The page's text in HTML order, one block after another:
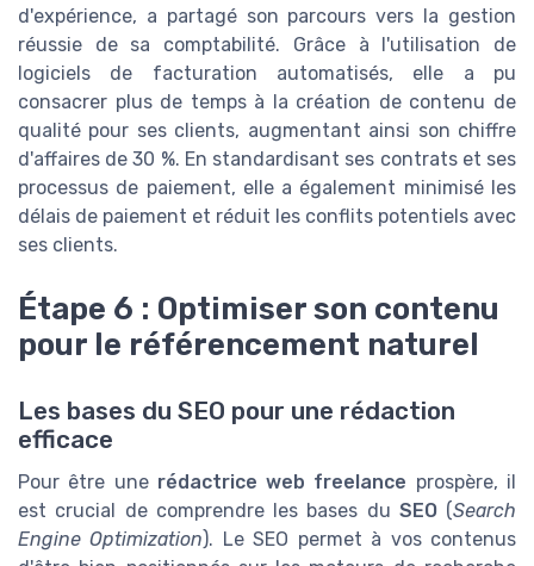
d'expérience, a partagé son parcours vers la gestion
réussie de sa comptabilité. Grâce à l'utilisation de
logiciels de facturation automatisés, elle a pu
consacrer plus de temps à la création de contenu de
qualité pour ses clients, augmentant ainsi son chiffre
d'affaires de 30 %. En standardisant ses contrats et ses
processus de paiement, elle a également minimisé les
délais de paiement et réduit les conflits potentiels avec
ses clients.
Étape 6 : Optimiser son contenu
pour le référencement naturel
Les bases du SEO pour une rédaction
efficace
Pour être une rédactrice web freelance prospère, il
est crucial de comprendre les bases du SEO(Search
Engine Optimization). Le SEO permet à vos contenus